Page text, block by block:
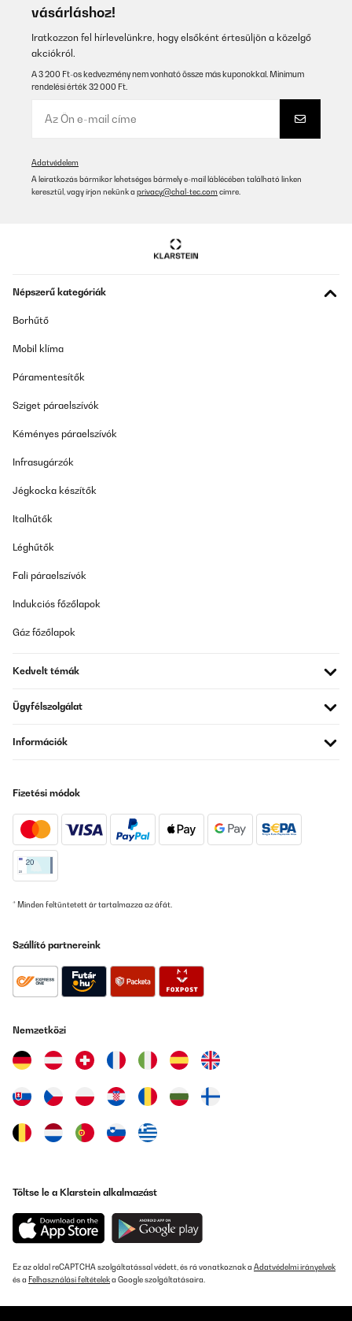
vásárláshoz!
Iratkozzon fel hírlevelünkre, hogy elsőként értesüljön a közelgő
akciókról.
A 3 200 Ft-os kedvezmény nem vonható össze más kuponokkal. Minimum
rendelési érték 32 000 Ft.
Adatvédelem
A leiratkozás bármikor lehetséges bármely e-mail láblécében található linken
keresztül, vagy írjon nekünk a privacy@chal-tec.com címre.
Népszerű kategóriák
Borhűtő
Mobil klíma
Páramentesítők
Sziget páraelszívók
Kéményes páraelszívók
Infrasugárzók
Jégkocka készítők
Italhűtők
Léghűtők
Fali páraelszívók
Indukciós főzőlapok
Gáz főzőlapok
Kedvelt témák
Ügyfélszolgálat
Információk
Fizetési módok
* Minden feltüntetett ár tartalmazza az áfát.
Szállító partnereink
Nemzetközi
Töltse le a Klarstein alkalmazást
Ez az oldal reCAPTCHA szolgáltatással védett, és rá vonatkoznak a Adatvédelmi irányelvek
és a Felhasználási feltételeka Google szolgáltatásaira.